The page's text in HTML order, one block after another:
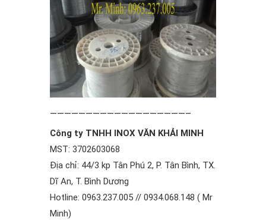
———————————————————–
Công ty TNHH INOX VĂN KHẢI MINH
MST: 3702603068
Địa chỉ: 44/3 kp Tân Phú 2, P. Tân Bình, TX.
Dĩ An, T. Bình Dương
Hotline: 0963.237.005 // 0934.068.148 ( Mr
Minh)